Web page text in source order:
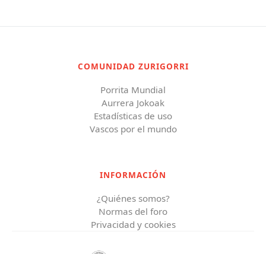
COMUNIDAD ZURIGORRI
Porrita Mundial
Aurrera Jokoak
Estadísticas de uso
Vascos por el mundo
INFORMACIÓN
¿Quiénes somos?
Normas del foro
Privacidad y cookies